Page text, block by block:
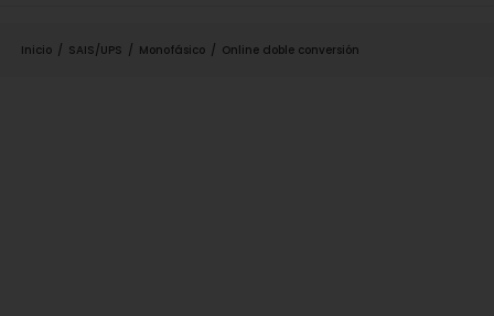
Inicio / SAIS/UPS / Monofásico / Online doble conversión